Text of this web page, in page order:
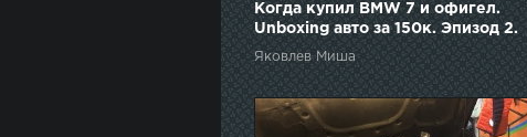
Когда купил BMW 7 и офигел.
Unboxing авто за 150к. Эпизод 2.
Яковлев Миша